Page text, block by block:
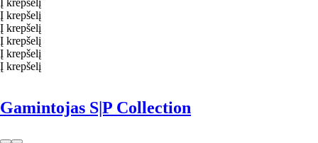
Į krepšelį
Į krepšelį
Į krepšelį
Į krepšelį
Į krepšelį
Gamintojas S|P Collection